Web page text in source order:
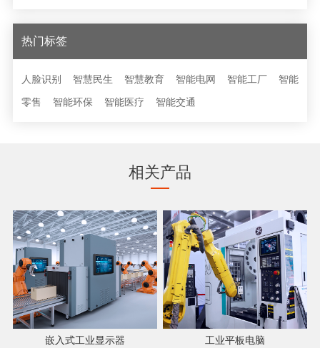
热门标签
人脸识别 智慧民生 智慧教育 智能电网 智能工厂
智能
零售
智能环保 智能医疗 智能交通
相关产品
嵌入式工业显示器 工业平板电脑